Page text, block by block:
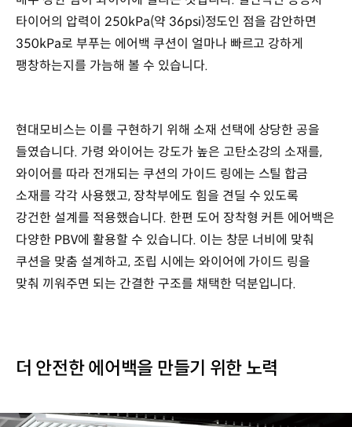
타이어의 압력이 250kPa(약 36psi)정도인 점을 감안하면
350kPa로 부푸는 에어백 쿠션이 얼마나 빠르고 강하게
팽창하는지를 가늠해 볼 수 있습니다.
현대모비스는 이를 구현하기 위해 소재 선택에 상당한 공을
들였습니다. 가령 와이어는 강도가 높은 고탄소강의 소재를,
와이어를 따라 전개되는 쿠션의 가이드 링에는 스틸 합금
소재를 각각 사용했고, 장착부에도 힘을 견딜 수 있도록
강건한 설계를 적용했습니다. 한편 도어 장착형 커튼 에어백은
다양한 PBV에 활용할 수 있습니다. 이는 창문 너비에 맞춰
쿠션을 맞춤 설계하고, 조립 시에는 와이어에 가이드 링을
맞춰 끼워주면 되는 간결한 구조를 채택한 덕분입니다.
더 안전한 에어백을 만들기 위한 노력